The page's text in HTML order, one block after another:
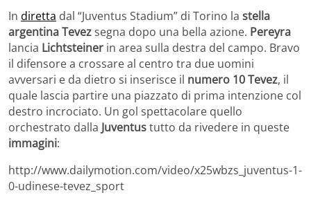
In diretta dal “Juventus Stadium” di Torino la stella
argentina Tevezsegna dopo una bella azione. Pereyra
lancia Lichtsteiner in area sulla destra del campo. Bravo
il difensore a crossare al centro tra due uomini
avversari e da dietro si inserisce il numero 10 Tevez, il
quale lascia partire una piazzato di prima intenzione col
destro incrociato. Un gol spettacolare quello
orchestrato dalla Juventustutto da rivedere in queste
immagini:
http://www.dailymotion.com/video/x25wbzs_juventus-1-
0-udinese-tevez_sport